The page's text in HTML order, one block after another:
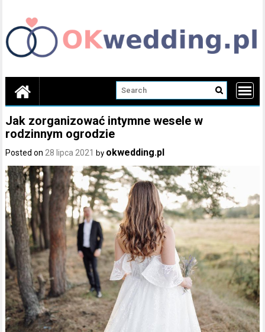
content
Jak zorganizować intymne wesele w
rodzinnym ogrodzie
Posted on 28 lipca 2021 by okwedding.pl